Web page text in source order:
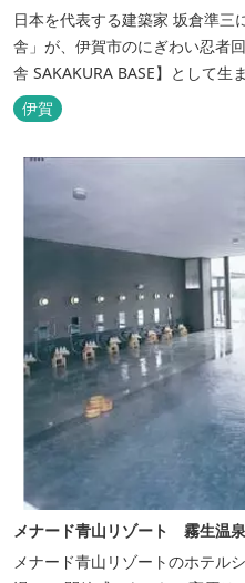
日本を代表する建築家 坂倉準三
舎」が、伊賀市のにぎわい忍者
舎 SAKAKURA BASE】として
館やホテル、カフェがあるほか
メーションセンター」や伊賀の
伊賀
メナード青山リゾート 霧生温泉
メナード青山リゾートのホテル